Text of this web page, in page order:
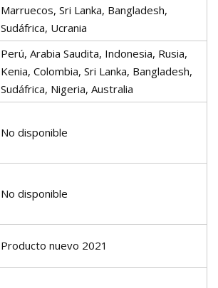
Marruecos, Sri Lanka, Bangladesh,
Sudáfrica, Ucrania
Perú, Arabia Saudita, Indonesia, Rusia,
Kenia, Colombia, Sri Lanka, Bangladesh,
Sudáfrica, Nigeria, Australia
No disponible
No disponible
Producto nuevo 2021